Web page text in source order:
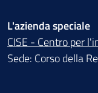
L'azienda speciale
CISE - Centro per
Sede: Corso della